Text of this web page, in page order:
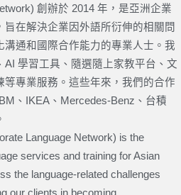
創辦於 2014 年，是亞洲企業
在解決企業因外語所衍伸的相關問
通和國際合作能力的專業人士。我
學習工具、隨選隨上家教平台、文
專業服務。這些年來，我們的合作
、IKEA、Mercedes-Benz、台積
Language Network) is the
services and training for Asian
the language-related challenges